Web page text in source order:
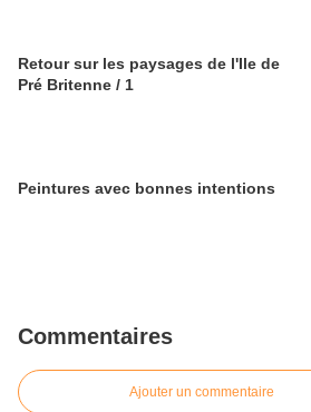
Retour sur les paysages de l'Ile de
Pré Britenne / 1
Peintures avec bonnes intentions
Commentaires
Ajouter un commentaire